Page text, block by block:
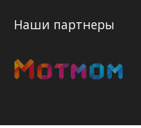
Наши партнеры